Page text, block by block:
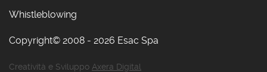
Whistleblowing
Copyright© 2008 - 2026 Esac Spa
Creatività e Sviluppo Axera Digital